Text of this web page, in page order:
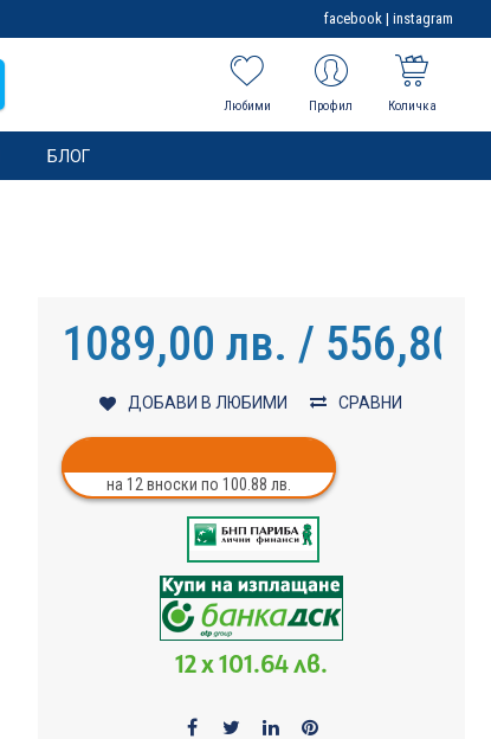
facebook | instagram
Любими Профил Количка
БЛОГ
1089,00 лв. / 556,80 €
ДОБАВИ В ЛЮБИМИ СРАВНИ
на 12 вноски по 100.88 лв.
12 x 101.64 лв.